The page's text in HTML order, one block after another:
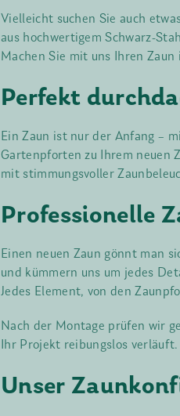
Vielleicht suchen Sie auch
aus hochwertigem Schwarz-
Machen Sie mit uns Ihren
Perfekt
Ein Zaun ist nur der Anfang –
Gartenpforten zu Ihrem neuen
mit stimmungsvoller
Professionelle
Einen neuen Zaun gönnt man
und kümmern uns um jedes
Jedes Element, von den
Nach der Montage prüfen wir
Ihr Projekt reibungslos
Unser